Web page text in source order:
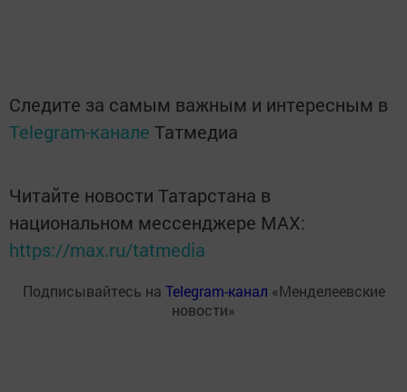
Следите за самым важным и интересным в
Telegram-канале Татмедиа
Читайте новости Татарстана в
национальном мессенджере MАХ:
https://max.ru/tatmedia
Подписывайтесь на Telegram-канал «Менделеевские
новости»